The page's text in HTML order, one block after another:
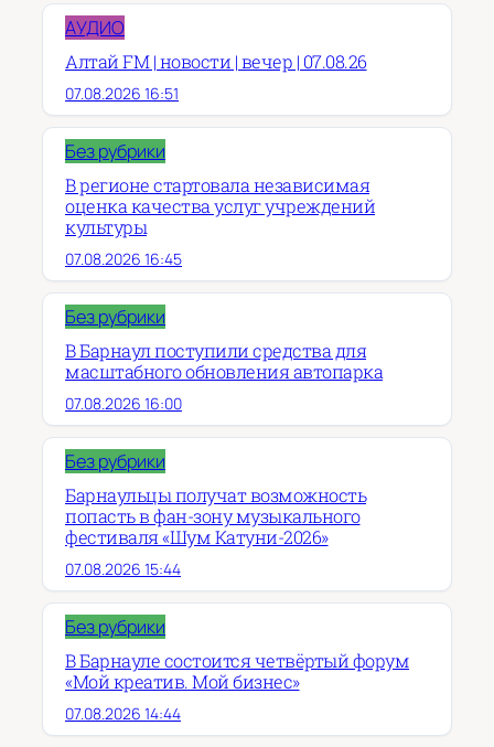
АУДИО
Алтай FM | новости | вечер | 07.08.26
07.08.2026 16:51
Без рубрики
В регионе стартовала независимая
оценка качества услуг учреждений
культуры
07.08.2026 16:45
Без рубрики
В Барнаул поступили средства для
масштабного обновления автопарка
07.08.2026 16:00
Без рубрики
Барнаульцы получат возможность
попасть в фан-зону музыкального
фестиваля «Шум Катуни-2026»
07.08.2026 15:44
Без рубрики
В Барнауле состоится четвёртый форум
«Мой креатив. Мой бизнес»
07.08.2026 14:44